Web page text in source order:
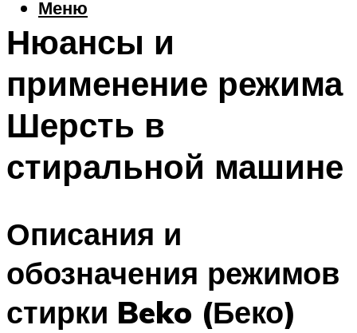
Меню
Нюансы и
применение режима
Шерсть в
стиральной машине
Описания и
обозначения режимов
стирки Beko (Беко)